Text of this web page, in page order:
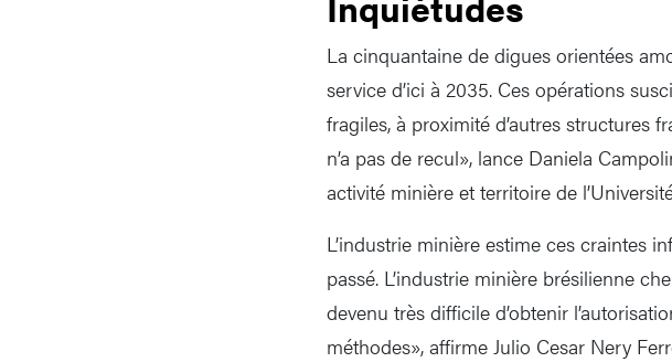
La cinquantaine de digues orientées
service d’ici à 2035. Ces opérations
fragiles, à proximité d’autres structures
n’a pas de recul», lance Daniela
activité minière et territoire de
L’industrie minière estime ces craintes
passé. L’industrie minière brésilienne
devenu très difficile d’obtenir
méthodes», affirme Julio Cesar Nery